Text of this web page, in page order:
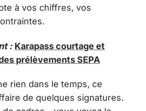
à vos chiffres, vos
: Karapass courtage et
prélèvements SEPA
rien dans le temps, ce
de quelques signatures.